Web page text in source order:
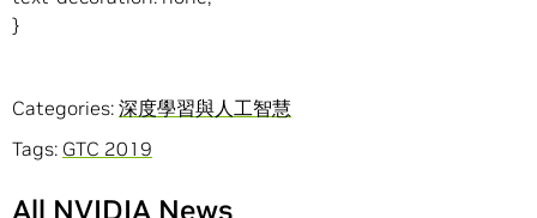
}
Categories: 深度學習與人工智慧
Tags: GTC 2019
All NVIDIA News